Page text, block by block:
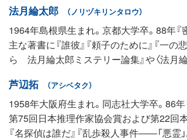
法月綸太郎 （ノリヅキリンタロウ）
1964年島根県生まれ。京都大学卒。88年
主な著書に『誰彼』『頼子のために』『一の
ら 法月綸太郎ミステリー論集』や〈法月
芦辺拓 （アシベタク）
1958年大阪府生まれ。同志社大学卒。86
第75回日本推理作家協会賞および第22回本
『名探偵は誰だ』『乱歩殺人事件――「悪霊